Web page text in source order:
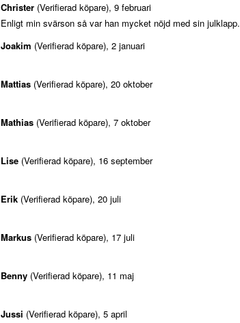
Christer(Verifierad köpare), 9 februari
Enligt min svärson så var han mycket nöjd med sin julklapp.
Joakim (Verifierad köpare), 2 januari
Mattias(Verifierad köpare), 20 oktober
Mathias(Verifierad köpare), 7 oktober
Lise(Verifierad köpare), 16 september
Erik(Verifierad köpare), 20 juli
Markus(Verifierad köpare), 17 juli
Benny(Verifierad köpare), 11 maj
Jussi (Verifierad köpare), 5 april